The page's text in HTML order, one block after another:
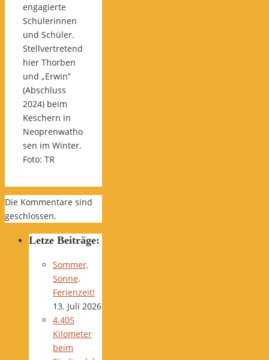
engagierte
Schülerinnen
und Schüler.
Stellvertretend
hier Thorben
und „Erwin“
(Abschluss
2024) beim
Keschern in
Neoprenwatho
sen im Winter.
Foto: TR
Die Kommentare sind
geschlossen.
Letze Beiträge:
Sommer,
Sonne,
Ferienzeit!
13. Juli 2026
4.405
Kilometer
beim